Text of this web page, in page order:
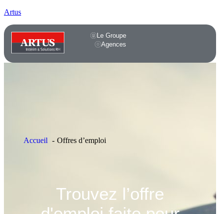
Artus
Le Groupe
Agences
Accueil Offres d’emploi
Trouvez l’offre